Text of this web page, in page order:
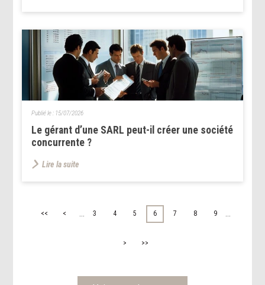
Le gérant d’une SARL peut-il créer une société
concurrente ?
Publié le : 15/07/2026
Lire la suite
<< < ... 3 4 5 6 7 8 9 ...
> >>